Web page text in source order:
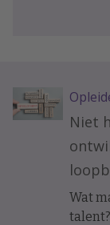
Niet
Wat